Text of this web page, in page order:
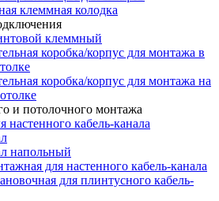
клеммная колодка
клеммный
коробка/корпус для монтажа в
коробка/корпус для монтажа на
и потолочного монтажа
настенного кабель-канала
напольный
для настенного кабель-канала
для плинтусного кабель-